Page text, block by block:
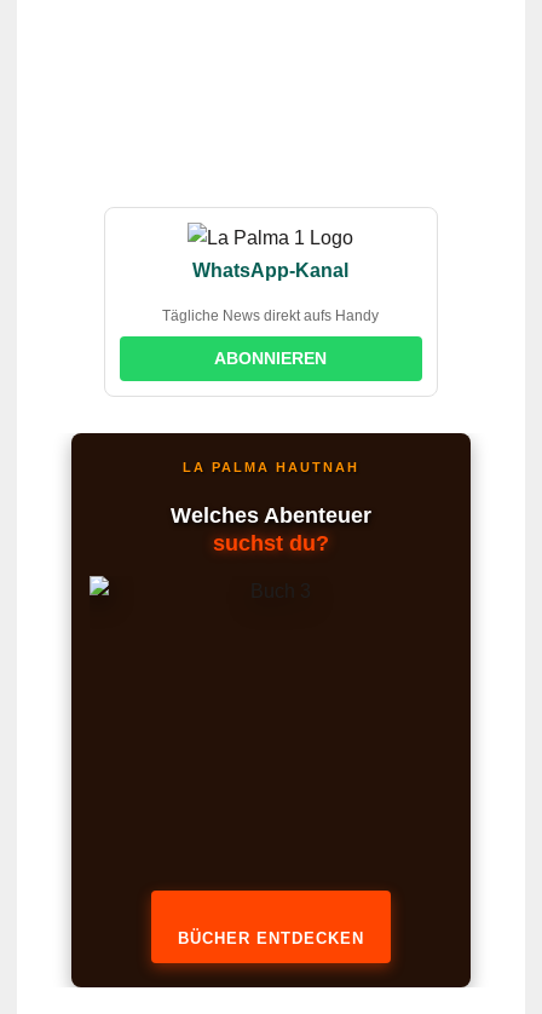
WhatsApp-Kanal
Tägliche News direkt aufs Handy
ABONNIEREN
LA PALMA HAUTNAH
Welches Abenteuer
suchst du?
BÜCHER ENTDECKEN